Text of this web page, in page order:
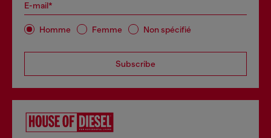
E-mail*
Homme Femme Non spécifié
Subscribe